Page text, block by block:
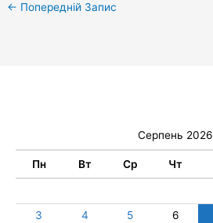
← Попередній Запис
Серпень 2026
Пн Вт Ср Чт
3
4 5 6